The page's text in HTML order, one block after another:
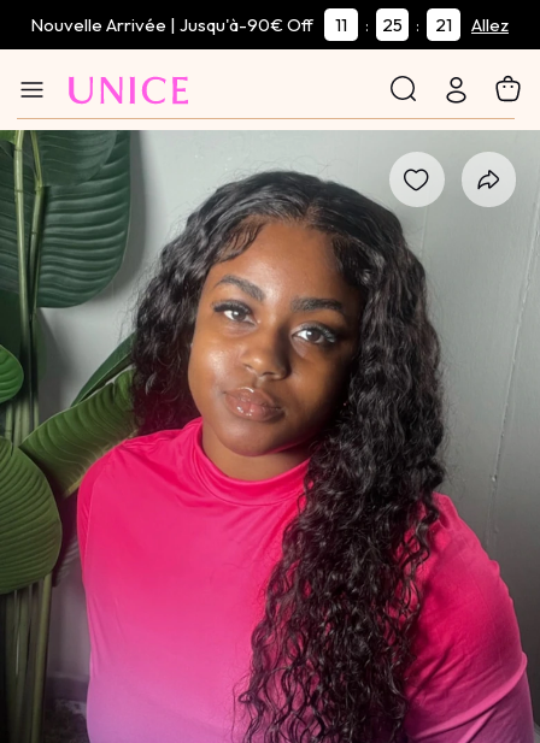
Nouvelle Arrivée | Jusqu'à-90€ Off 11 : 25 : 20 Allez